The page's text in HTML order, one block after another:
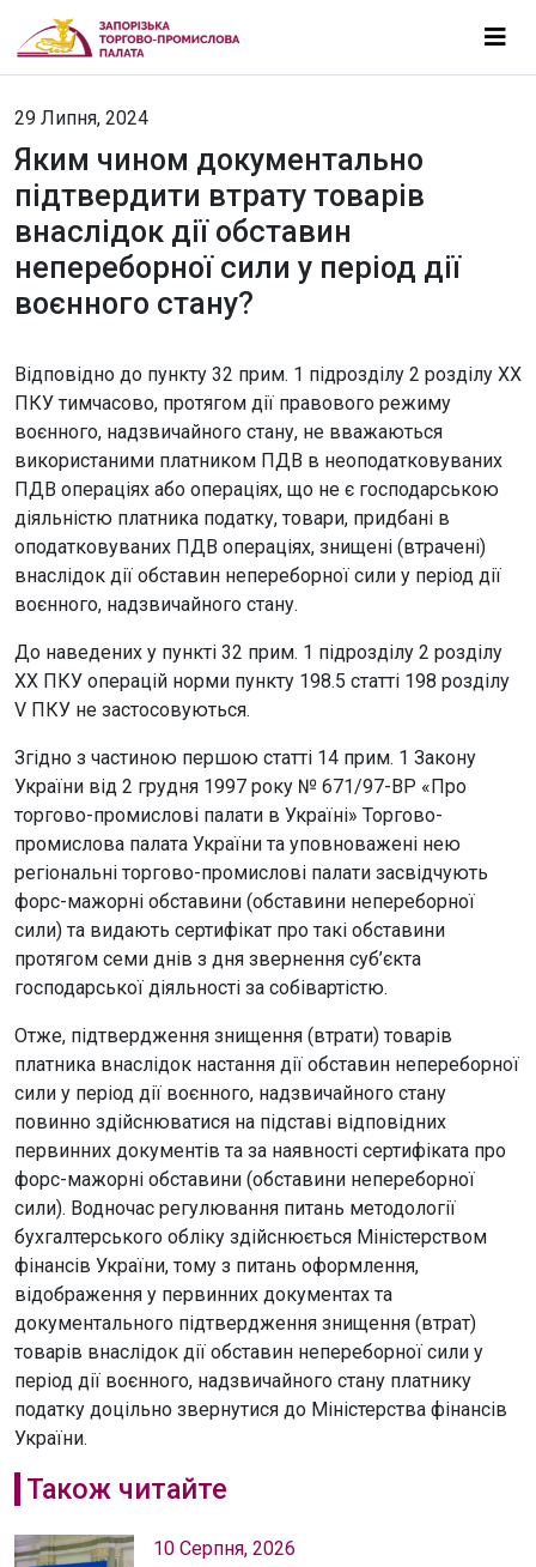
29 Липня, 2024
Яким чином документально
підтвердити втрату товарів
внаслідок дії обставин
непереборної сили у період дії
воєнного стану?
Відповідно до пункту 32 прим. 1 підрозділу 2 розділу XX
ПКУ тимчасово, протягом дії правового режиму
воєнного, надзвичайного стану, не вважаються
використаними платником ПДВ в неоподатковуваних
ПДВ операціях або операціях, що не є господарською
діяльністю платника податку, товари, придбані в
оподатковуваних ПДВ операціях, знищені (втрачені)
внаслідок дії обставин непереборної сили у період дії
воєнного, надзвичайного стану.
До наведених у пункті 32 прим. 1 підрозділу 2 розділу
XX ПКУ операцій норми пункту 198.5 статті 198 розділу
V ПКУ не застосовуються.
Згідно з частиною першою статті 14 прим. 1 Закону
України від 2 грудня 1997 року № 671/97-ВР «Про
торгово-промислові палати в Україні» Торгово-
промислова палата України та уповноважені нею
регіональні торгово-промислові палати засвідчують
форс-мажорні обставини (обставини непереборної
сили) та видають сертифікат про такі обставини
протягом семи днів з дня звернення суб’єкта
господарської діяльності за собівартістю.
Отже, підтвердження знищення (втрати) товарів
платника внаслідок настання дії обставин непереборної
сили у період дії воєнного, надзвичайного стану
повинно здійснюватися на підставі відповідних
первинних документів та за наявності сертифіката про
форс-мажорні обставини (обставини непереборної
сили). Водночас регулювання питань методології
бухгалтерського обліку здійснюється Міністерством
фінансів України, тому з питань оформлення,
відображення у первинних документах та
документального підтвердження знищення (втрат)
товарів внаслідок дії обставин непереборної сили у
період дії воєнного, надзвичайного стану платнику
податку доцільно звернутися до Міністерства фінансів
України.
Також читайте
10 Серпня, 2026